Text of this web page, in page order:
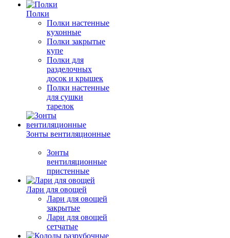
Полки
Полки настенные
кухонные
Полки закрытые
купе
Полки для
разделочных
досок и крышек
Полки настенные
для сушки
тарелок
Зонты вентиляционные
Зонты
вентиляционные
пристенные
Лари для овощей
Лари для овощей
закрытые
Лари для овощей
сетчатые